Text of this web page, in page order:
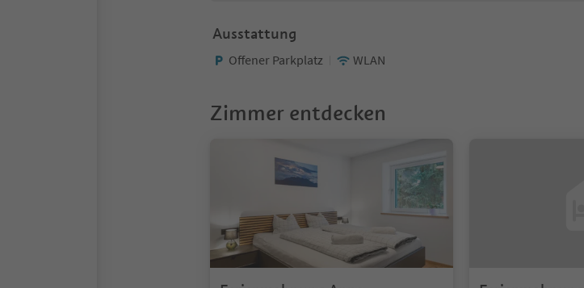
Ausstattung
Offener Parkplatz WLAN
Zimmer entdecken